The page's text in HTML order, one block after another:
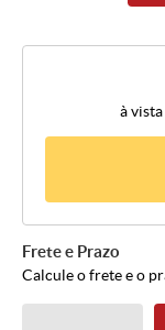
à vista
Frete e Prazo
Calcule o frete e o